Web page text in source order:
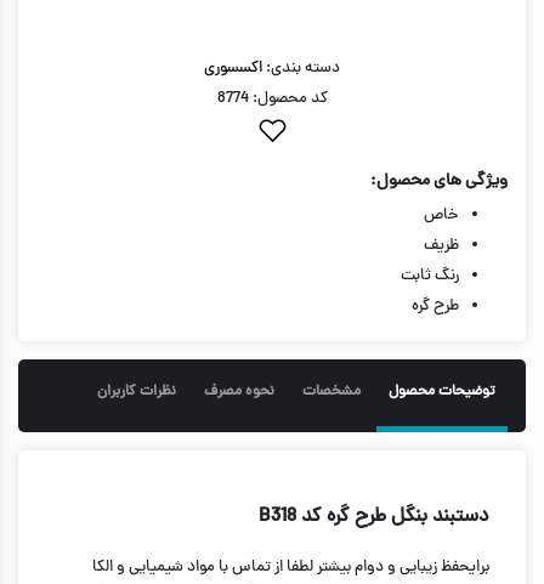
دسته بندی: اکسسوری
کد محصول: 8774
ویژگی های محصول:
خاص
ظریف
رنگ ثابت
طرح گره
توضیحات محصول مشخصات نحوه مصرف نظرات کاربران
دستبند بنگل طرح گره کد B318
برایحفظ زیبایی و دوام بیشتر لطفا از تماس با مواد شیمیایی و الکا